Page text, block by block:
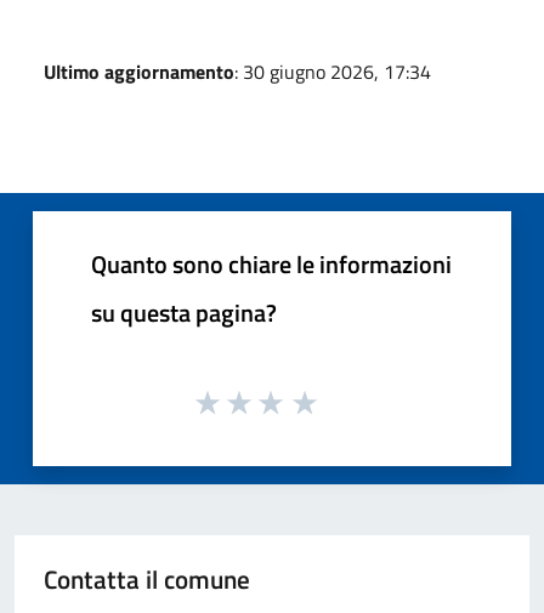
Ultimo aggiornamento: 30 giugno 2026, 17:34
Quanto sono chiare le informazioni
su questa pagina?
Contatta il comune